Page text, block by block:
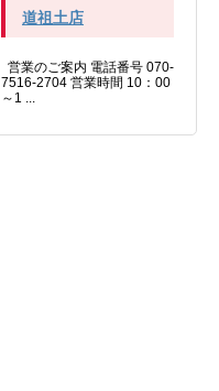
道祖土店
営業のご案内 電話番号 070-
7516-2704 営業時間 10：00
～1 ...